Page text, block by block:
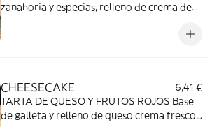
zanahoria y especias, relleno de crema de
CHEESECAKE
6,41 €
TARTA DE QUESO Y FRUTOS ROJOS Base
de galleta y relleno de queso crema fresco